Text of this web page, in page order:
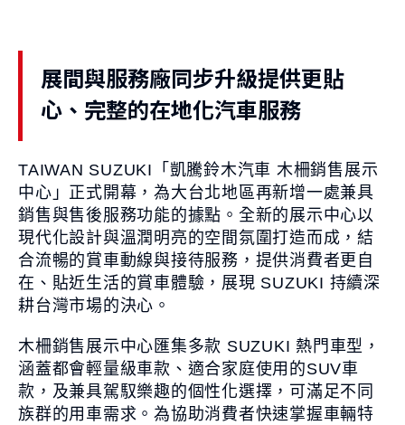
預約試乘 線上賞車
據點資訊
購車試算
最新消息
最新車訊 購車優惠
車主活動
品牌新知
公告訊息 召回公告
探索SUZUKI
車款特輯 研究開發 動力科技與安全配備
車主專區
展間與服務廠同步升級提供更貼
心、完整的在地化汽車服務
TAIWAN SUZUKI「凱騰鈴木汽車 木柵銷售展示
中心」正式開幕，為大台北地區再新增一處兼具
銷售與售後服務功能的據點。全新的展示中心以
現代化設計與溫潤明亮的空間氛圍打造而成，結
合流暢的賞車動線與接待服務，提供消費者更自
在、貼近生活的賞車體驗，展現 SUZUKI 持續深
耕台灣市場的決心。
木柵銷售展示中心匯集多款 SUZUKI 熱門車型，
涵蓋都會輕量級車款、適合家庭使用的SUV車
款，及兼具駕馭樂趣的個性化選擇，可滿足不同
族群的用車需求。為協助消費者快速掌握車輛特